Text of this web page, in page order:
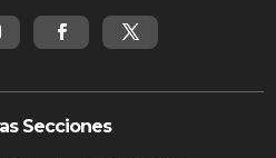
Secciones